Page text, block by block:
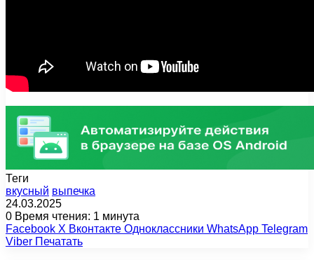
Теги
вкусный выпечка
24.03.2025
0 Время чтения: 1 минута
Facebook X Вконтакте Одноклассники WhatsApp Telegram
Viber Печатать